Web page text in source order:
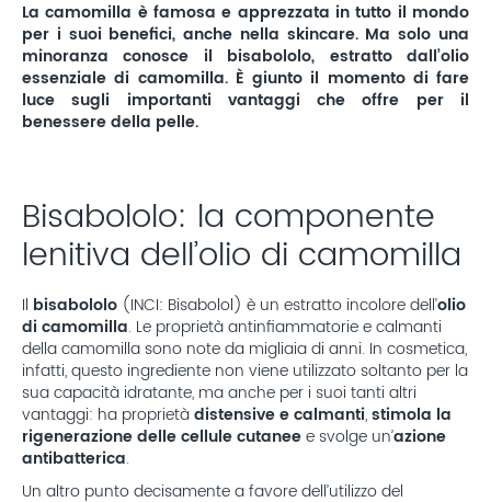
La camomilla è famosa e apprezzata in tutto il mondo
per i suoi benefici, anche nella skincare. Ma solo una
minoranza conosce il bisabololo, estratto dall’olio
essenziale di camomilla. È giunto il momento di fare
luce sugli importanti vantaggi che offre per il
benessere della pelle.
Bisabololo: la componente
lenitiva dell’olio di camomilla
Il bisabololo (INCI: Bisabolol) è un estratto incolore dell’olio
di camomilla. Le proprietà antinfiammatorie e calmanti
della camomilla sono note da migliaia di anni. In cosmetica,
infatti, questo ingrediente non viene utilizzato soltanto per la
sua capacità idratante, ma anche per i suoi tanti altri
vantaggi: ha proprietàdistensive e calmanti,stimola la
rigenerazione delle cellule cutaneee svolge un’azione
antibatterica.
Un altro punto decisamente a favore dell’utilizzo del